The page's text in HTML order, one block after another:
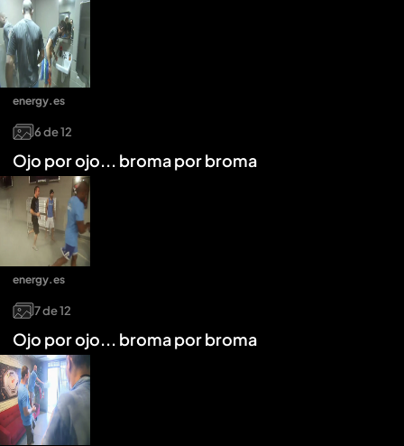
6de12
Ojo por ojo... broma por broma
energy.es
7de12
Ojo por ojo... broma por broma
energy.es